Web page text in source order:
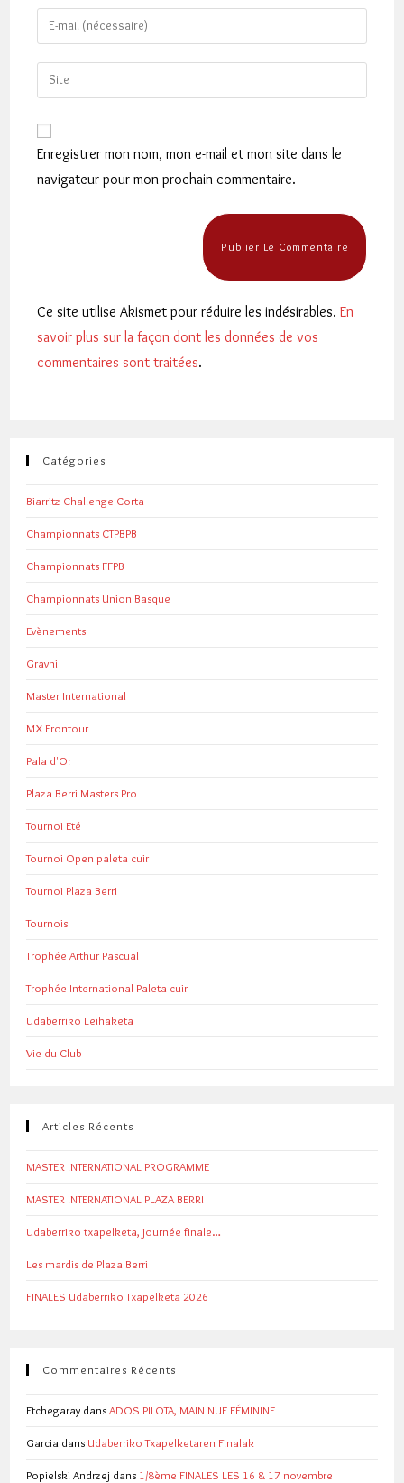
name
comment
Enter
your
email
address
Saisir
l’URL
votre
site
(facultatif)
Enregistrer mon nom, mon e-mail et mon site dans le
navigateur pour mon prochain commentaire.
Ce site utilise Akismet pour réduire les indésirables.En
savoir plus sur la façon dont les données de vos
commentaires sont traitées.
Catégories
Biarritz Challenge Corta
Championnats CTPBPB
Championnats FFPB
Championnats Union Basque
Evènements
Gravni
Master International
MX Frontour
Pala d'Or
Plaza Berri Masters Pro
Tournoi Eté
Tournoi Open paleta cuir
Tournoi Plaza Berri
Tournois
Trophée Arthur Pascual
Trophée International Paleta cuir
Udaberriko Leihaketa
Vie du Club
Articles Récents
MASTER INTERNATIONAL PROGRAMME
MASTER INTERNATIONAL PLAZA BERRI
Udaberriko txapelketa, journée finale…
Les mardis de Plaza Berri
FINALES Udaberriko Txapelketa 2026
Commentaires Récents
Etchegaray dansADOS PILOTA, MAIN NUE FÉMININE
Garcia dans Udaberriko Txapelketaren Finalak
Popielski Andrzej dans 1/8ème FINALES LES 16 & 17 novembre